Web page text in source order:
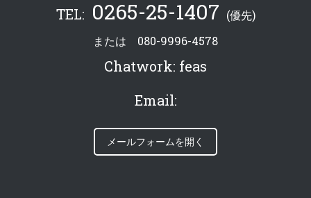
TEL: 0265-25-1407 (優先)
または 080-9996-4578
Chatwork: feas
Email:
メールフォームを開く